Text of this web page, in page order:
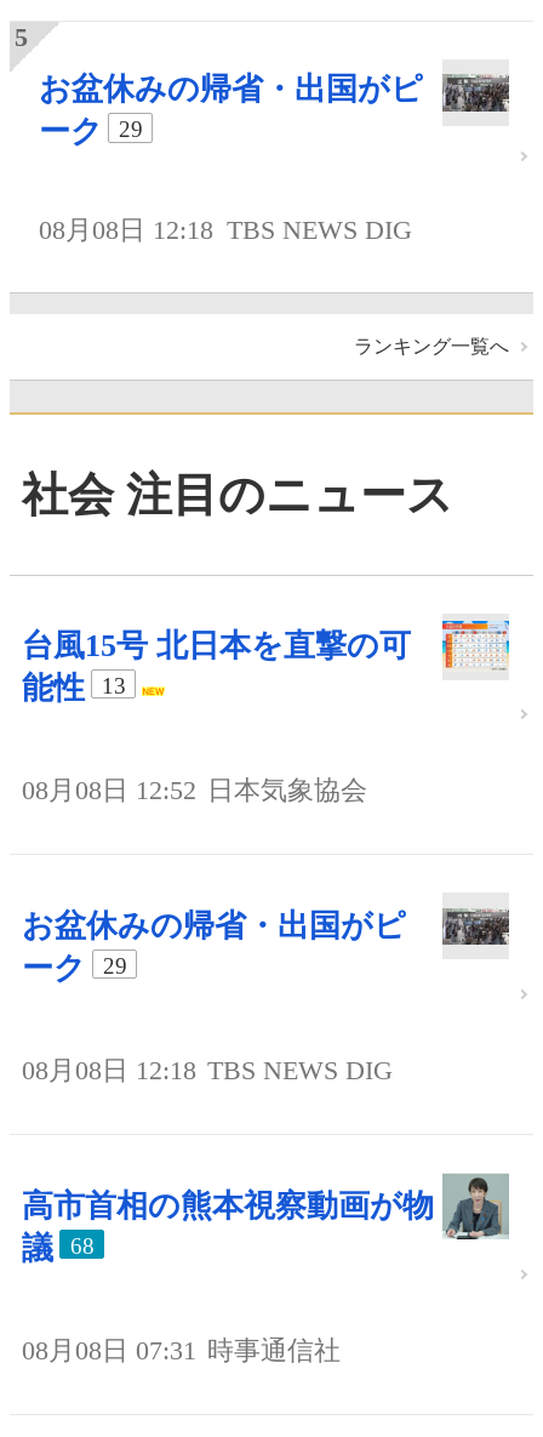
お盆休みの帰省・出国がピ
ーク
29
08月08日 12:18 TBS NEWS DIG
ランキング一覧へ
社会 注目のニュース
台風15号 北日本を直撃の可
能性
13
08月08日 12:52 日本気象協会
お盆休みの帰省・出国がピ
ーク
29
08月08日 12:18 TBS NEWS DIG
高市首相の熊本視察動画が物
議
68
08月08日 07:31 時事通信社